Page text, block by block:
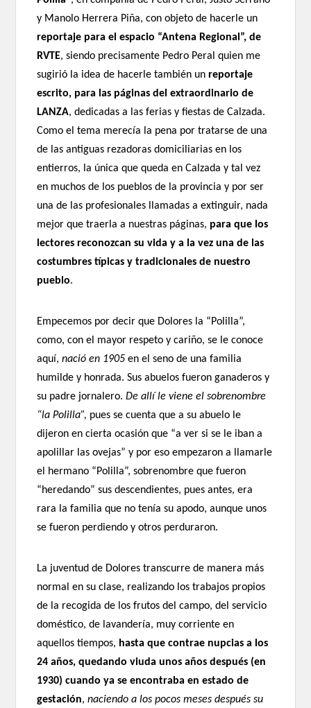
y Manolo Herrera Piña, con objeto de hacerle un
reportaje para el espacio “Antena Regional”, de
RVTE, siendo precisamente Pedro Peral quien me
sugirió la idea de hacerle también unreportaje
escrito, para las páginas del extraordinario de
LANZA, dedicadas a las ferias y fiestas de Calzada.
Como el tema merecía la pena por tratarse de una
de las antiguas rezadoras domiciliarias en los
entierros, la única que queda en Calzada y tal vez
en muchos de los pueblos de la provincia y por ser
una de las profesionales llamadas a extinguir, nada
mejor que traerla a nuestras páginas, para que los
lectores reconozcan su vida y a la vez una de las
costumbres típicas y tradicionales de nuestro
pueblo.
Empecemos por decir que Dolores la “Polilla”,
como, con el mayor respeto y cariño, se le conoce
aquí,nació en 1905 en el seno de una familia
humilde y honrada. Sus abuelos fueron ganaderos y
su padre jornalero.De allí le viene el sobrenombre
“la Polilla”, pues se cuenta que a su abuelo le
dijeron en cierta ocasión que “a ver si se le iban a
apolillar las ovejas” y por eso empezaron a llamarle
el hermano “Polilla”, sobrenombre que fueron
“heredando” sus descendientes, pues antes, era
rara la familia que no tenía su apodo, aunque unos
se fueron perdiendo y otros perduraron.
La juventud de Dolores transcurre de manera más
normal en su clase, realizando los trabajos propios
de la recogida de los frutos del campo, del servicio
doméstico, de lavandería, muy corriente en
aquellos tiempos, hasta que contrae nupcias a los
24 años, quedando viuda unos años después (en
1930) cuando ya se encontraba en estado de
gestación,naciendo a los pocos meses después su